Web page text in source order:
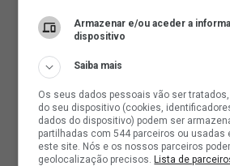
Armazenar e/ou aceder a
dispositivo
Saiba mais
Os seus dados pessoais vão ser
do seu dispositivo (cookies,
dados do dispositivo) podem ser
partilhadas com 544 parceiros ou usadas
este site. Nós e os nossos parceiros
geolocalização precisos.Lista de